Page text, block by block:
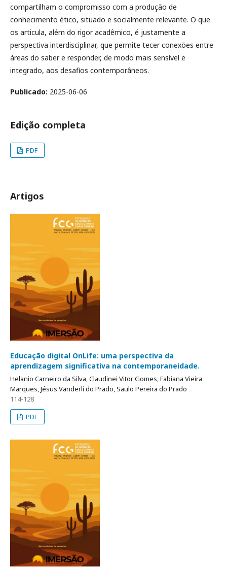
compartilham o compromisso com a produção de
conhecimento ético, situado e socialmente relevante. O que
os articula, além do rigor acadêmico, é justamente a
perspectiva interdisciplinar, que permite tecer conexões entre
áreas do saber e responder, de modo mais sensível e
integrado, aos desafios contemporâneos.
Publicado: 2025-06-06
Edição completa
PDF
Artigos
Educação digital OnLife: uma perspectiva da
aprendizagem significativa na contemporaneidade.
Helanio Carneiro da Silva, Claudinei Vitor Gomes, Fabiana Vieira
Marques, Jésus Vanderli do Prado, Saulo Pereira do Prado
114-128
PDF